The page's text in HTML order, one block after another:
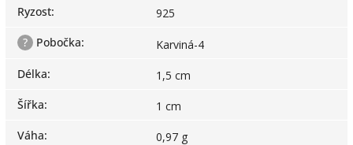
Ryzost:
925
?
Pobočka:
Karviná-4
Délka:
1,5 cm
Šířka:
1 cm
Váha:
0,97 g